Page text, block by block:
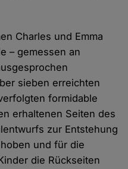
Charles und Emma
– gemessen an
sieben erreichten
formidable
erhaltenen Seiten des
zur Entstehung
und für die
die Rückseiten